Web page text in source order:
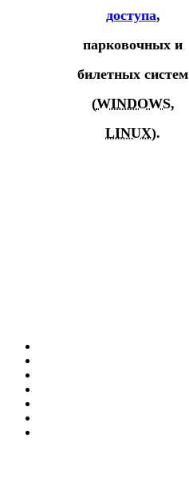
доступа,
парковочных и
билетных систем
(WINDOWS,
LINUX).